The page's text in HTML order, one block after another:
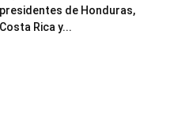
presidentes de Honduras,
Costa Rica y...